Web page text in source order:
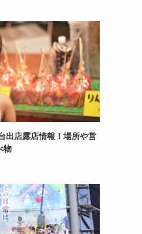
出店露店情報！場所や営
物